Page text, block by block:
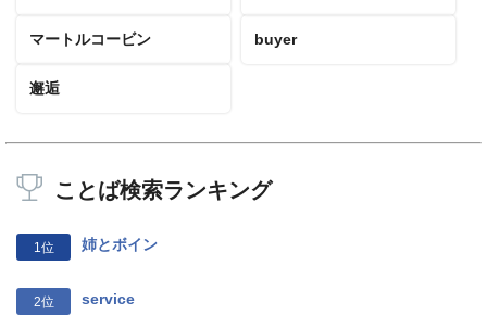
マートルコービン buyer
邂逅
ことば検索ランキング
1位 姉とボイン
2位 service